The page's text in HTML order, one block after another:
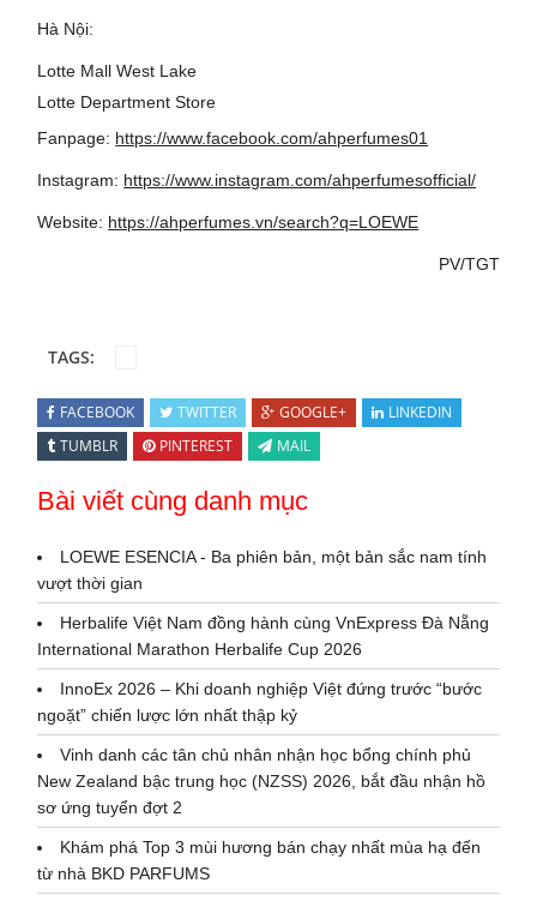
Hà Nội:
Lotte Mall West Lake
Lotte Department Store
Fanpage: https://www.facebook.com/ahperfumes01
Instagram: https://www.instagram.com/ahperfumesofficial/
Website: https://ahperfumes.vn/search?q=LOEWE
PV/TGT
TAGS:
FACEBOOK TWITTER GOOGLE+
LINKEDIN
TUMBLR
PINTEREST MAIL
Bài viết cùng danh mục
LOEWE ESENCIA - Ba phiên bản, một bản sắc nam tính
vượt thời gian
Herbalife Việt Nam đồng hành cùng VnExpress Đà Nẵng
International Marathon Herbalife Cup 2026
InnoEx 2026 – Khi doanh nghiệp Việt đứng trước “bước
ngoặt” chiến lược lớn nhất thập kỷ
Vinh danh các tân chủ nhân nhận học bổng chính phủ
New Zealand bậc trung học (NZSS) 2026, bắt đầu nhận hồ
sơ ứng tuyển đợt 2
Khám phá Top 3 mùi hương bán chạy nhất mùa hạ đến
từ nhà BKD PARFUMS